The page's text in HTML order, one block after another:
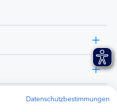
Datenschutzbestimmungen